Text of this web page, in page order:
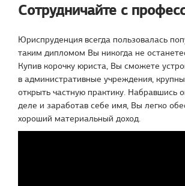
Сотрудничайте с
Юриспруденция всегда пользовалась
таким дипломом Вы никогда не
Купив корочку юриста, Вы сможете
в административные учреждения,
открыть частную практику. Набравшись
деле и заработав себе имя, Вы легко
хороший материальный доход.